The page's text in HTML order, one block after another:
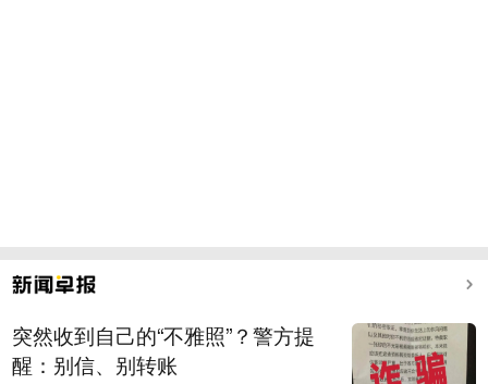
突然收到自己的“不雅照”？警方提
醒：别信、别转账